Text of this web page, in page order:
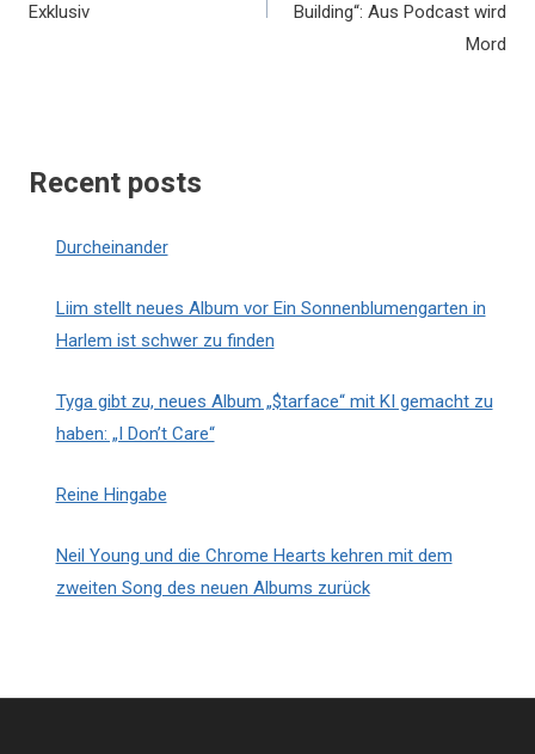
Exklusiv
Building“: Aus Podcast wird
Mord
Recent posts
Durcheinander
Liim stellt neues Album vor Ein Sonnenblumengarten in
Harlem ist schwer zu finden
Tyga gibt zu, neues Album „$tarface“ mit KI gemacht zu
haben: „I Don’t Care“
Reine Hingabe
Neil Young und die Chrome Hearts kehren mit dem
zweiten Song des neuen Albums zurück